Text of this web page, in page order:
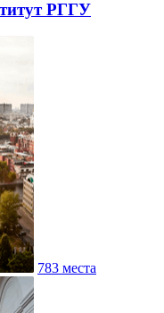
РГГУ
783 места